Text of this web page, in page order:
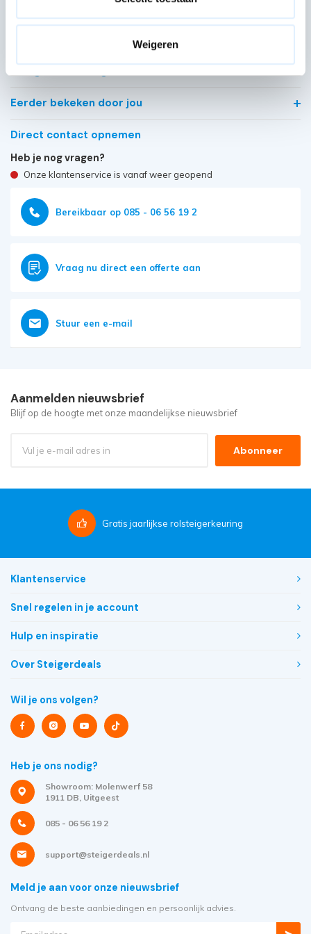
Weigeren
Kwaliteit keurmerken, certificering en
Eerder bekeken door jou
Direct contact opnemen
Heb je nog vragen?
Onze klantenservice is vanaf weer geopend
Bereikbaar op 085 - 06 56 19 2
Vraag nu direct een offerte aan
Stuur een e-mail
Aanmelden nieuwsbrief
Blijf op de hoogte met onze maandelijkse nieuwsbrief
Abonneer
Gratis jaarlijkse rolsteigerkeuring
Klantenservice
Snel regelen in je account
Hulp en inspiratie
Over Steigerdeals
Wil je ons volgen?
Heb je ons nodig?
Showroom: Molenwerf 58
1911 DB, Uitgeest
085 - 06 56 19 2
support@steigerdeals.nl
Meld je aan voor onze nieuwsbrief
Ontvang de beste aanbiedingen en persoonlijk advies.